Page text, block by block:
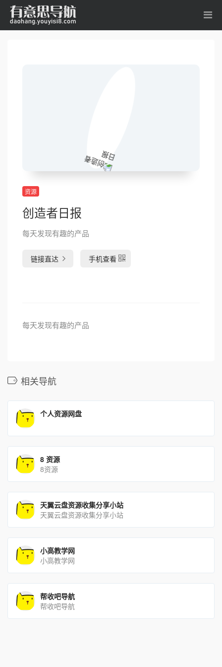
资源
创造者日报
每天发现有趣的产品
链接直达 手机查看
每天发现有趣的产品
相关导航
个人资源网盘
8 资源
8资源
天翼云盘资源收集分享小站
天翼云盘资源收集分享小站
小高教学网
小高教学网
帮收吧导航
帮收吧导航